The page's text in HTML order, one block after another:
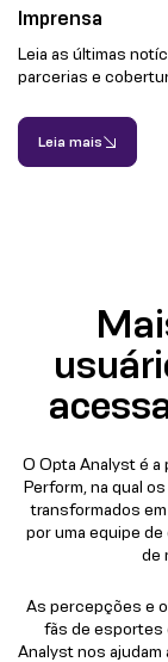
Imprensa
Leia as últimas
parcerias e
Leia mais
O Opta Analyst é
Perform, na qual
transformados
por uma equipe
de
As percepções e
fãs de esportes
Analyst nos